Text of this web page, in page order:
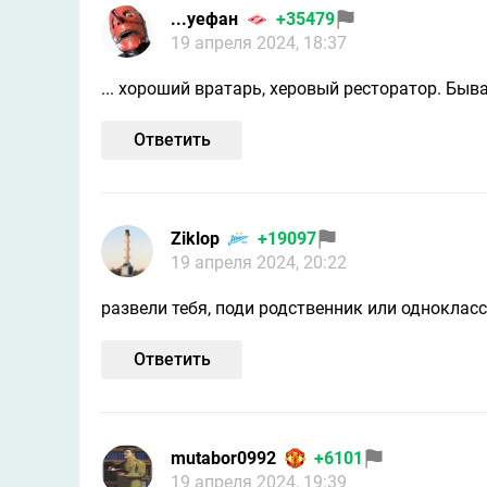
...уефан
+35479
19 апреля 2024, 18:37
... хороший вратарь, херовый ресторатор.
Ответить
Ziklop
+19097
19 апреля 2024, 20:22
развели тебя, поди родственник или
Ответить
mutabor0992
+6101
19 апреля 2024, 19:39